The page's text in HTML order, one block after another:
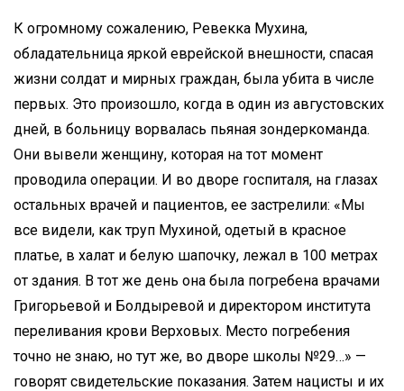
К огромному сожалению, Ревекка Мухина,
обладательница яркой еврейской внешности, спасая
жизни солдат и мирных граждан, была убита в числе
первых. Это произошло, когда в один из августовских
дней, в больницу ворвалась пьяная зондеркоманда.
Они вывели женщину, которая на тот момент
проводила операции. И во дворе госпиталя, на глазах
остальных врачей и пациентов, ее застрелили: «Мы
все видели, как труп Мухиной, одетый в красное
платье, в халат и белую шапочку, лежал в 100 метрах
от здания. В тот же день она была погребена врачами
Григорьевой и Болдыревой и директором института
переливания крови Верховых. Место погребения
точно не знаю, но тут же, во дворе школы №29…» —
говорят свидетельские показания. Затем нацисты и их